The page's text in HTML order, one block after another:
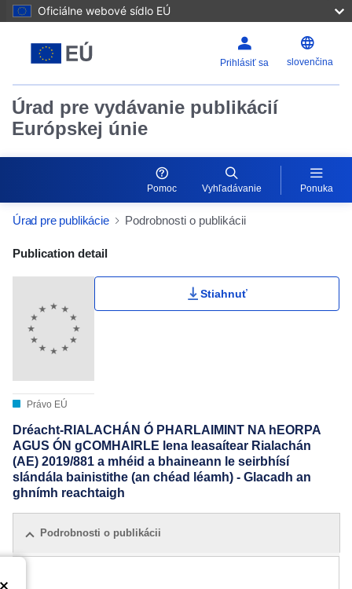
Oficiálne webové sídlo EÚ
Prihlásiť sa slovenčina
Úrad pre vydávanie publikácií
Európskej únie
Pomoc Vyhľadávanie Ponuka
Úrad pre publikácie Podrobnosti o publikácii
Publication Detail Actions Portlet
Publication detail
Právo EÚ
Stiahnuť
Dréacht-RIALACHÁN Ó PHARLAIMINT NA hEORPA
AGUS ÓN gCOMHAIRLE lena leasaítear Rialachán
(AE) 2019/881 a mhéid a bhaineann le seirbhísí
slándála bainistithe (an chéad léamh) - Glacadh an
ghnímh reachtaigh
Podrobnosti o publikácii